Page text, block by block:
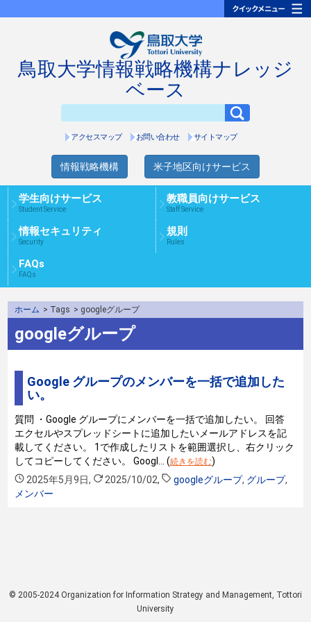
鳥取大学情報戦略機構ナレッジ
ベース
アクセスマップ お問い合わせ サイトマップ
情報戦略機構 米子地区向けサービス
学生向けサービス
Student Service
教職員向けサービス
Staff Service
情報セキュリティ
Security
規則
Rules
FAQs
FAQs
ホーム > Tags > googleグループ
googleグループ
Google グループのメンバーを一括で追加した
い。
質問 ・Google グループにメンバーを一括で追加したい。 回答
エクセルやスプレッドシートに追加したいメールアドレスを記
載してください。 1で作成したリストを範囲選択し、右クリック
してコピーしてください。 Googl… (続きを読む)
2025年5月9日, 2025/10/02, googleグループ, グループ,
メンバー
© 2005-2024 Organization for Information Strategy and Management, Tottori
University